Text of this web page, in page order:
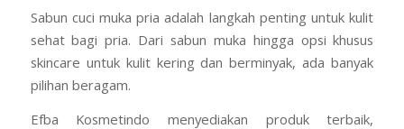
Sabun cuci muka pria adalah langkah penting untuk kulit
sehat bagi pria. Dari sabun muka hingga opsi khusus
skincare untuk kulit kering dan berminyak, ada banyak
pilihan beragam.
Efba Kosmetindo menyediakan produk terbaik,